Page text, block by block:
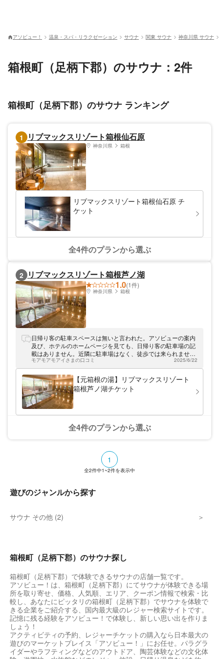
アソビュー！ 温泉・スパ・リラクゼーション サウナ 関東 サウナ 神奈川県 サウナ
箱根町（足柄下郡）のサウナ：2件
箱根町（足柄下郡）のサウナ ランキング
1 リブマックスリゾート箱根仙石原
神奈川県 箱根
リブマックスリゾート箱根仙石原 チ
ケット
全4件のプランから選ぶ
2 リブマックスリゾート箱根芦ノ湖
1.0(1件)
神奈川県 箱根
日帰り客の駐車スペースは無いと言われた。アソビューの案内
及び、ホテルのホームページを見ても、日帰り客の駐車場の記
載はありません。近隣に駐車場はなく、徒歩では来られませ
ん。また、脱衣場に鍵がかかるロッカーの有無を聞くと、無い
と言う。従業員の休息所に連れていかれて、鍵のかかるロッカ
ーに貴重品を預かってもらったが、脱衣所に行ったところ、鍵
のかかるロッカーがありました。フロントの人に色々聞いて
も、トンチンカンな答えしか返って来ません。自分のホテルに
ついて、きちっと把握できていません。社員教育を徹底してく
ださい。
モアモアモアイさまの口コミ 2025/6/22
【元箱根の湯】リブマックスリゾート
箱根芦ノ湖チケット
全4件のプランから選ぶ
1
全2件中1~2件を表示中
遊びのジャンルから探す
サウナ その他 (2)
箱根町（足柄下郡）のサウナ探し
箱根町（足柄下郡）で体験できるサウナの店舗一覧です。
アソビュー！は、箱根町（足柄下郡）にてサウナが体験できる場
所を取り寄せ、価格、人気順、エリア、クーポン情報で検索・比
較し、あなたにピッタリの箱根町（足柄下郡）でサウナを体験で
きる企業をご紹介する、国内最大級のレジャー検索サイトです。
記憶に残る経験をアソビュー！で体験し、新しい思い出を作りま
しょう！
アクティビティの予約、レジャーチケットの購入なら日本最大の
遊びのマーケットプレイス「アソビュー！」にお任せ。パラグラ
イダーやラフティングなどのアウトドア、陶芸体験などの文化体